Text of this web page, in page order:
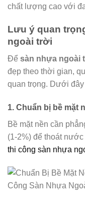
chất lượng cao với
Lưu ý quan
ngoài trời
Để sàn nhựa ngoài
đẹp theo thời gian,
quan trọng. Dưới
1. Chuẩn bị bề mặt
Bề mặt nền cần
(1-2%) để thoát
thi công sàn nhựa